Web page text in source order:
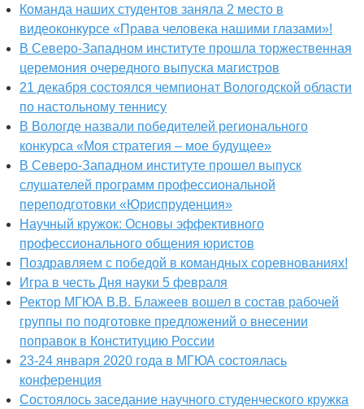
Команда наших студентов заняла 2 место в
видеоконкурсе «Права человека нашими глазами»!
В Северо-Западном институте прошла торжественная
церемония очередного выпуска магистров
21 декабря состоялся чемпионат Вологодской области
по настольному теннису
В Вологде назвали победителей регионального
конкурса «Моя стратегия – мое будущее»
В Северо-Западном институте прошел выпуск
слушателей программ профессиональной
переподготовки «Юриспруденция»
Научный кружок: Основы эффективного
профессионального общения юристов
Поздравляем с победой в командных соревнованиях!
Игра в честь Дня науки 5 февраля
Ректор МГЮА В.В. Блажеев вошел в состав рабочей
группы по подготовке предложений о внесении
поправок в Конституцию России
23-24 января 2020 года в МГЮА состоялась
конференция
Состоялось заседание научного студенческого кружка